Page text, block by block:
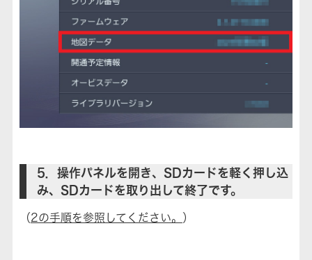
5．操作パネルを開き、SDカードを軽く押し込
み、SDカードを取り出して終了です。
（2の手順を参照してください。 ）